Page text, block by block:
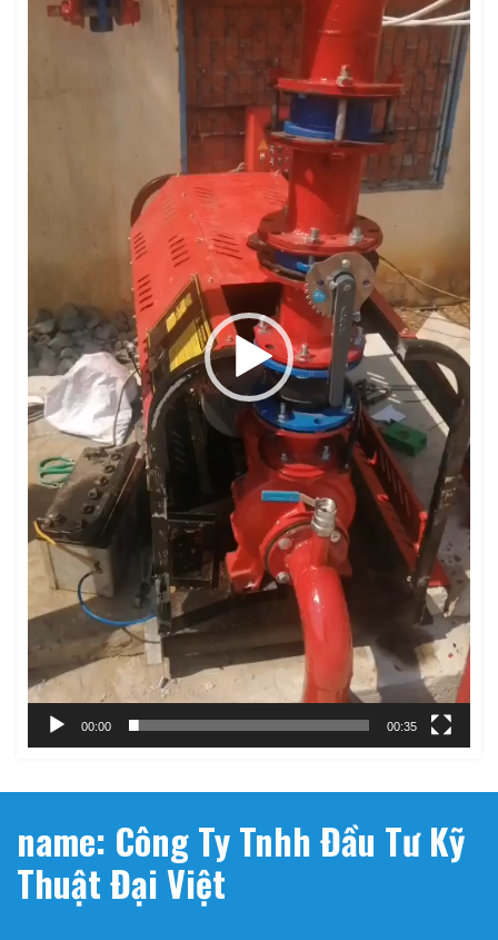
chơi
00:00 00:35
name: Công Ty Tnhh Đầu Tư Kỹ
Thuật Đại Việt